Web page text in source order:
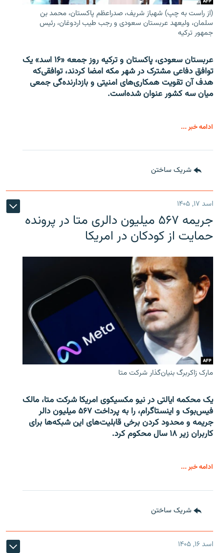
(از راست به چپ) شهباز شریف، صدراعظم پاکستان، محمد بن
سلمان، ولیعهد عربستان سعودی و رجب طیب اردوغان، رئیس
جمهور ترکیه
عربستان سعودی، پاکستان و ترکیه روز جمعه «۱۶ اسد» یک
توافق دفاعی مشترک در شهر مکه امضا کردند، توافقی‌که
هدف آن تقویت همکاری‌های امنیتی و بازدارنده‌گی جمعی
میان سه کشور عنوان شده‌است.
ادامه خبر ...
شریک ساختن
اسد ۱۷, ۱۴۰۵
جریمه ۵۶۷ میلیون دالری متا در پرونده
حمایت از کودکان در امریکا
مارک زاکربرگ بنیان‌گذار شرکت متا
یک محکمه ایالتی در نیو مکسیکوی امریکا شرکت متا، مالک
فیس‌بوک و اینستاگرام، را به پرداخت ۵۶۷ میلیون دالر
جریمه و محدود کردن برخی قابلیت‌های این شبکه‌ها برای
کاربران زیر ۱۸ سال محکوم کرد.
ادامه خبر ...
شریک ساختن
اسد ۱۶, ۱۴۰۵